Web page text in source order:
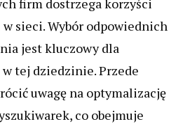
firm dostrzega korzyści
w sieci. Wybór odpowiednich
jest kluczowy dla
tej dziedzinie. Przede
uwagę na optymalizację
co obejmuje